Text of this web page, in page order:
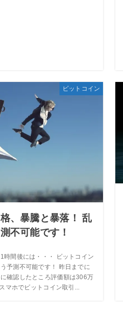
ビットコイン
、暴騰と暴落！ 乱
不可能です！
時間後には・・・ ビットコイン
予測不可能です！ 昨日までに
確認したところ評価額は306万
マホでビットコイン取引...